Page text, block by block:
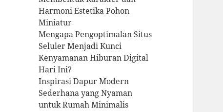
Harmoni Estetika Pohon
Miniatur
Mengapa Pengoptimalan Situs
Seluler Menjadi Kunci
Kenyamanan Hiburan Digital
Hari Ini?
Inspirasi Dapur Modern
Sederhana yang Nyaman
untuk Rumah Minimalis